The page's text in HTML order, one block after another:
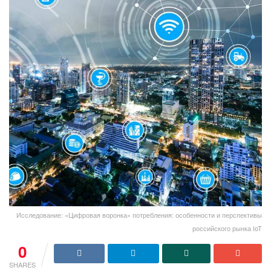
Исследование: «Цифровая воронка» потребления: особенности и перспективы
российского рынка IoT
0
SHARES